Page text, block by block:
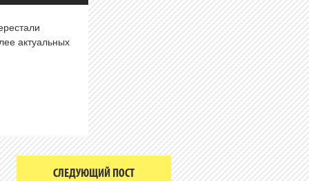
актуальных
СЛЕДУЮЩИЙ ПОСТ